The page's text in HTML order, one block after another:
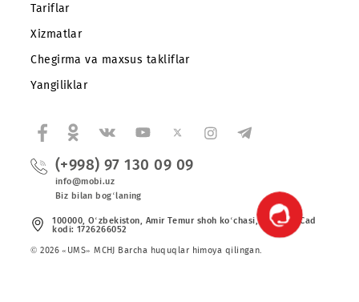
Korporativ abonentlarga
Kompaniya haqida
Shartnoma
Mobiuzda karyera
Tariflar
Xizmatlar